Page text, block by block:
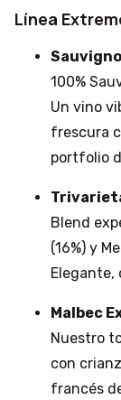
Línea
100%
Un vino
frescura
portfolio
Blend
(16%) y
Elegante,
Malbec
Nuestro
con
francés